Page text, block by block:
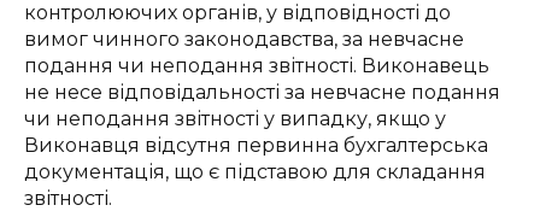
контролюючих органів, у відповідності до
вимог чинного законодавства, за невчасне
подання чи неподання звітності. Виконавець
не несе відповідальності за невчасне подання
чи неподання звітності у випадку, якщо у
Виконавця відсутня первинна бухгалтерська
документація, що є підставою для складання
звітності.